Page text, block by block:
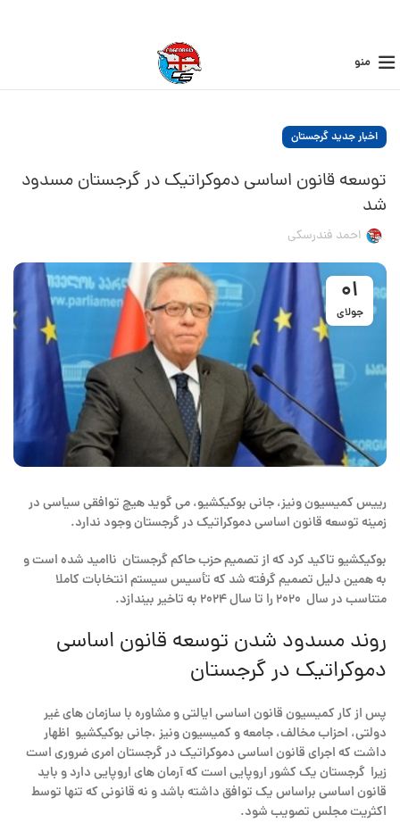
منو
اخبار جدید گرجستان
توسعه قانون اساسی دموکراتیک در گرجستان مسدود
شد
احمد فندرسکی
01
جولای
رییس کمیسیون ونیز، جانی بوکیکشیو، می گوید هیچ توافقی سیاسی در
زمینه توسعه قانون اساسی دموکراتیک در گرجستان وجود ندارد.
بوکیکشیو تاکید کرد که از تصمیم حزب حاکم گرجستان ناامید شده است و
به همین دلیل تصمیم گرفته شد که تأسیس سیستم انتخابات کاملا
متناسب در سال ۲۰۲۰ را تا سال ۲۰۲۴ به تاخیر بیندازد.
روند مسدود شدن توسعه قانون اساسی
دموکراتیک در گرجستان
پس از کار کمیسیون قانون اساسی ایالتی و مشاوره با سازمان های غیر
دولتی، احزاب مخالف، جامعه و کمیسیون ونیز ،جانی بوکیکشیو اظهار
داشت که اجرای قانون اساسی دموکراتیک در گرجستان امری ضروری است
زیرا گرجستان یک کشور اروپایی است که آرمان های اروپایی دارد و باید
قانون اساسی براساس یک توافق داشته باشد و نه قانونی که تنها توسط
اکثریت مجلس تصویب شود.